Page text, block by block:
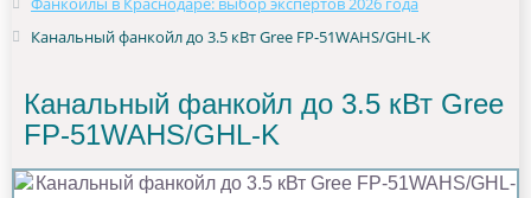
Канальный фанкойл до 3.5 кВт Gree FP-51WAHS/GHL-K
Канальный фанкойл до 3.5 кВт Gree
FP-51WAHS/GHL-K